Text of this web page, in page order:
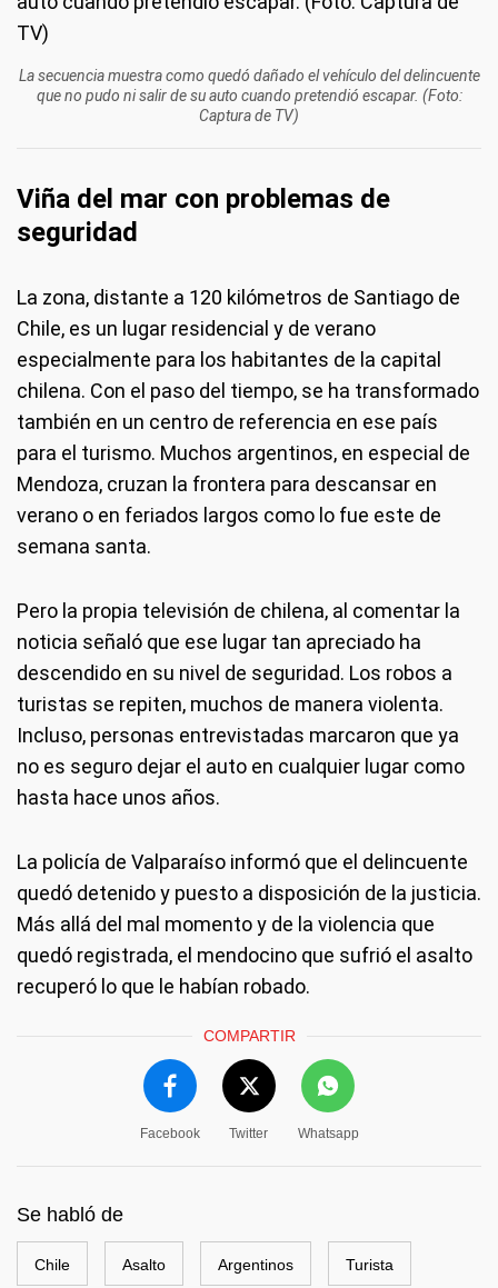
La secuencia muestra como quedó dañado el vehículo del delincuente
que no pudo ni salir de su auto cuando pretendió escapar. (Foto:
Captura de TV)
Viña del mar con problemas de
seguridad
La zona, distante a 120 kilómetros de Santiago de
Chile, es un lugar residencial y de verano
especialmente para los habitantes de la capital
chilena. Con el paso del tiempo, se ha transformado
también en un centro de referencia en ese país
para el turismo. Muchos argentinos, en especial de
Mendoza, cruzan la frontera para descansar en
verano o en feriados largos como lo fue este de
semana santa.
Pero la propia televisión de chilena, al comentar la
noticia señaló que ese lugar tan apreciado ha
descendido en su nivel de seguridad. Los robos a
turistas se repiten, muchos de manera violenta.
Incluso, personas entrevistadas marcaron que ya
no es seguro dejar el auto en cualquier lugar como
hasta hace unos años.
La policía de Valparaíso informó que el delincuente
quedó detenido y puesto a disposición de la justicia.
Más allá del mal momento y de la violencia que
quedó registrada, el mendocino que sufrió el asalto
recuperó lo que le habían robado.
COMPARTIR
Facebook Twitter Whatsapp
Se habló de
Chile Asalto Argentinos Turista